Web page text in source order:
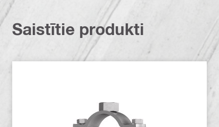
Saistītie produkti